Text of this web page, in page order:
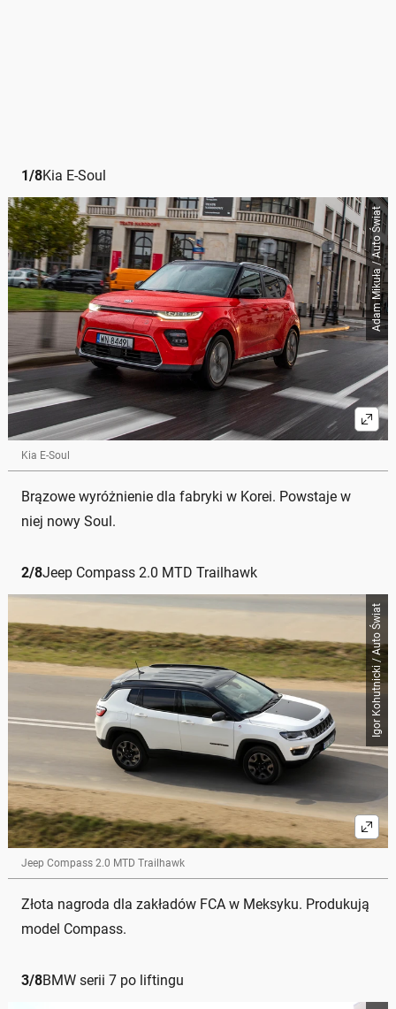
1/8Kia E-Soul
Adam Mikuła / Auto Świat
Kia E-Soul
Brązowe wyróżnienie dla fabryki w Korei. Powstaje w
niej nowy Soul.
2/8Jeep Compass 2.0 MTD Trailhawk
Igor Kohutnicki / Auto Świat
Jeep Compass 2.0 MTD Trailhawk
Złota nagroda dla zakładów FCA w Meksyku. Produkują
model Compass.
3/8BMW serii 7 po liftingu